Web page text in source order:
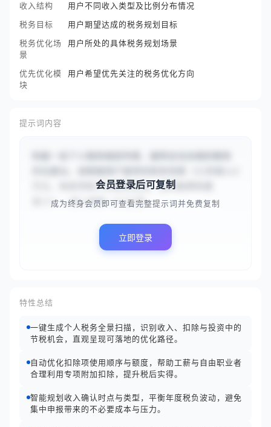
收入结构
用户不同收入类型及比例分布情况
税务目标
用户期望达成的税务规划目标
税务优化场
景
用户所处的具体税务规划场景
优先优化模
块
用户希望优先关注的税务优化方向
提示词内容
万元，有房贷和子女教育支出，投资股票和基
金}}）、收入结构（{{工资...
会员登录后可复制
成为终身会员即可查看完整提示词并免费复制
立即登录
特性总结
一键生成个人税务全景扫描，识别收入、扣除与投资中的
节税机会，直观呈现可落地的优化路径。
自动优化扣除项使用顺序与额度，帮助工薪与自由职业者
合理利用专项附加扣除，提升税后实得。
智能规划收入确认时点与类型，平衡年度税负波动，避免
集中申报带来的不必要成本与压力。